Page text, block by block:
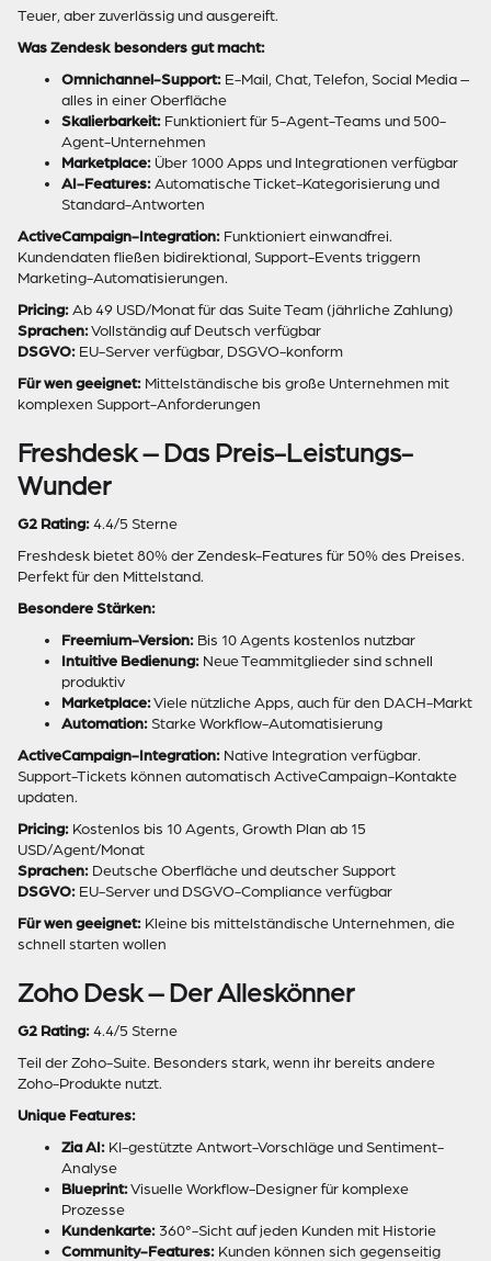
Teuer, aber zuverlässig und ausgereift.
Was Zendesk besonders gut macht:
Omnichannel-Support: E-Mail, Chat, Telefon, Social Media –
alles in einer Oberfläche
Skalierbarkeit: Funktioniert für 5-Agent-Teams und 500-
Agent-Unternehmen
Marketplace: Über 1000 Apps und Integrationen verfügbar
AI-Features: Automatische Ticket-Kategorisierung und
Standard-Antworten
ActiveCampaign-Integration: Funktioniert einwandfrei.
Kundendaten fließen bidirektional, Support-Events triggern
Marketing-Automatisierungen.
Pricing: Ab 49 USD/Monat für das Suite Team (jährliche Zahlung)
Sprachen:Vollständig auf Deutsch verfügbar
DSGVO: EU-Server verfügbar, DSGVO-konform
Für wen geeignet: Mittelständische bis große Unternehmen mit
komplexen Support-Anforderungen
Freshdesk – Das Preis-Leistungs-
Wunder
G2 Rating: 4.4/5 Sterne
Freshdesk bietet 80% der Zendesk-Features für 50% des Preises.
Perfekt für den Mittelstand.
Besondere Stärken:
Freemium-Version: Bis 10 Agents kostenlos nutzbar
Intuitive Bedienung: Neue Teammitglieder sind schnell
produktiv
Marketplace:Viele nützliche Apps, auch für den DACH-Markt
Automation: Starke Workflow-Automatisierung
ActiveCampaign-Integration: Native Integration verfügbar.
Support-Tickets können automatisch ActiveCampaign-Kontakte
updaten.
Pricing: Kostenlos bis 10 Agents, Growth Plan ab 15
USD/Agent/Monat
Sprachen: Deutsche Oberfläche und deutscher Support
DSGVO: EU-Server und DSGVO-Compliance verfügbar
Für wen geeignet: Kleine bis mittelständische Unternehmen, die
schnell starten wollen
Zoho Desk – Der Alleskönner
G2 Rating: 4.4/5 Sterne
Teil der Zoho-Suite. Besonders stark, wenn ihr bereits andere
Zoho-Produkte nutzt.
Unique Features:
Zia AI: KI-gestützte Antwort-Vorschläge und Sentiment-
Analyse
Blueprint:Visuelle Workflow-Designer für komplexe
Prozesse
Kundenkarte: 360°-Sicht auf jeden Kunden mit Historie
Community-Features: Kunden können sich gegenseitig